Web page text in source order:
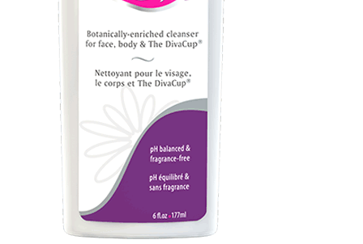
Schoonmaken
Proefpakketten
wat je nog meer wil weten